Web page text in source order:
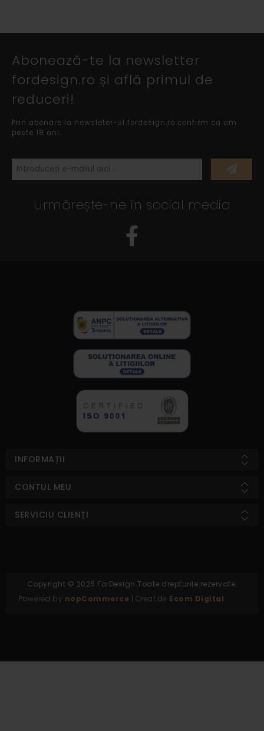
Abonează-te la newsletter
fordesign.ro și află primul de
reduceri!
Prin abonare la newsleter-ul fordesign.ro confirm ca am
peste 18 ani.
Urmărește-ne în social media
INFORMAȚII
CONTUL MEU
SERVICIU CLIENȚI
Copyright © 2026 ForDesign.Toate drepturile rezervate.
Powered by nopCommerce | Creat de Ecom Digital